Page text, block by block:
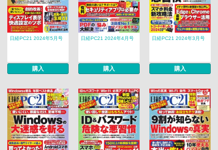
日経PC21 2024年5月号
購入
日経PC21 2024年4月号
購入
日経PC21 2024年3月号
購入